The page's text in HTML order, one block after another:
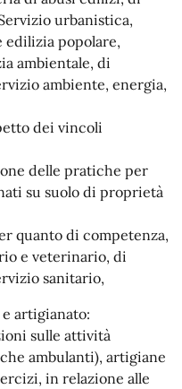
urbanistica,
edilizia popolare,
ambientale, di
ambiente, energia,
dei vincoli
delle pratiche per
su suolo di proprietà
quanto di competenza,
e veterinario, di
sanitario,
artigianato:
sulle attività
ambulanti), artigiane
in relazione alle